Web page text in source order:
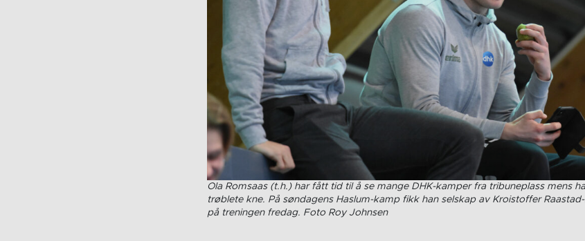
Ola Romsaas (t.h.) har fått tid til å se mange DHK-kamper fra tribuneplass mens
trøblete kne. På søndagens Haslum-kamp fikk han selskap av Kroistoffer
på treningen fredag. Foto Roy Johnsen